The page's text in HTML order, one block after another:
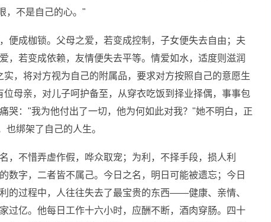
，不是自己的心。"
便成枷锁。父母之爱，若变成控制，子女便失去自由；夫
，若变成依赖，友情便失去平等。情爱如水，适度则滋润
，将对方视为自己的附属品，要求对方按照自己的意愿生
母亲，对儿子呵护备至，从穿衣吃饭到择业择偶，事事包
哭："我为他付出了一切，他为何如此对我？"她不明白，正
绑架了自己的人生。
，不惜弄虚作假，哗众取宠；为利，不择手段，损人利
数字，二者皆不属己。今日之名，明日可能被遗忘；今日
的过程中，人往往失去了最宝贵的东西——健康、亲情、
过亿。他每日工作十六小时，应酬不断，酒肉穿肠。四十